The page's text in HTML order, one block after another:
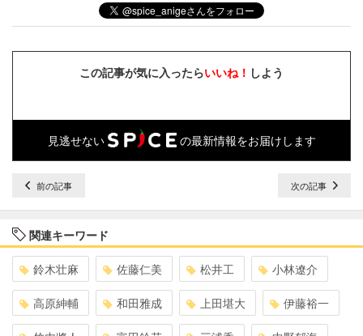
この記事が気に入ったらいいね！ しよう
見逃せない の最新情報をお届けします
前の記事 次の記事
関連キーワード
鈴木壮麻 佐藤仁美 松井工 小林遼介
高原紳輔 和田雅成 上田堪大 伊藤裕一